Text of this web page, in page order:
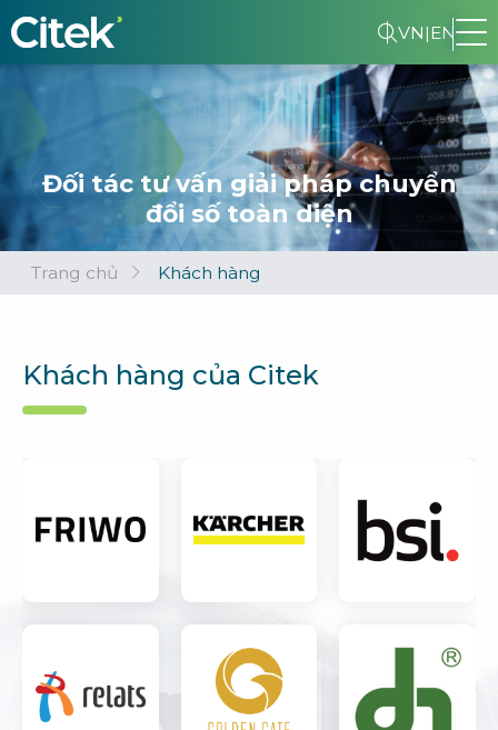
VN|EN
Đối tác tư vấn giải pháp chuyển
đổi số toàn diện
Trang chủ Khách hàng
Khách hàng của Citek